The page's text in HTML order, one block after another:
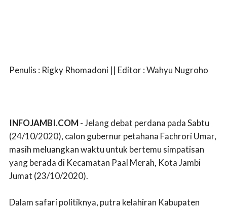
Penulis : Rigky Rhomadoni || Editor : Wahyu Nugroho
INFOJAMBI.COM- Jelang debat perdana pada Sabtu
(24/10/2020), calon gubernur petahana Fachrori Umar,
masih meluangkan waktu untuk bertemu simpatisan
yang berada di Kecamatan Paal Merah, Kota Jambi
Jumat (23/10/2020).
Dalam safari politiknya, putra kelahiran Kabupaten